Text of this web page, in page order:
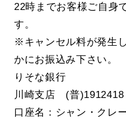
22時までお客様ご自身
す。
※キャンセル料が発生
かにお振込み下さい。
りそな銀行
川崎支店 (普)1912418
口座名：シャン・クレ